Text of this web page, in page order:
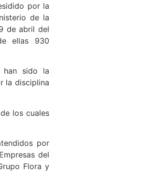
por la
de la
de abril del
ellas 930
han sido la
la disciplina
los cuales
por
del
Flora y